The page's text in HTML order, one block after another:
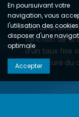
En poursuivant votre
navigation, vous
l'utilisation des
disposer d'une
optimale
Accepter
Rémunération
fonction de la
d’un taux fixe
l’ouverture du